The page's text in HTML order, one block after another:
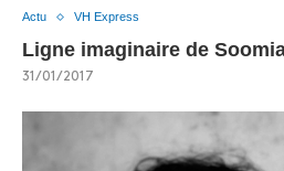
Actu VH Express
Ligne imaginaire de
31/01/2017